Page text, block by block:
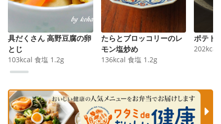
具だくさん 高野豆腐の卵
とじ
103kcal 食塩 1.2g
たらとブロッコリーのレ
モン塩炒め
136kcal 食塩 1.2g
ポテト
202kcal